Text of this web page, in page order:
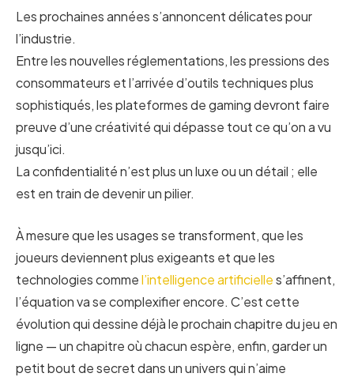
Les prochaines années s’annoncent délicates pour
l’industrie.
Entre les nouvelles réglementations, les pressions des
consommateurs et l’arrivée d’outils techniques plus
sophistiqués, les plateformes de gaming devront faire
preuve d’une créativité qui dépasse tout ce qu’on a vu
jusqu’ici.
La confidentialité n’est plus un luxe ou un détail ; elle
est en train de devenir un pilier.
À mesure que les usages se transforment, que les
joueurs deviennent plus exigeants et que les
technologies commel’intelligence artificielles’affinent,
l’équation va se complexifier encore. C’est cette
évolution qui dessine déjà le prochain chapitre du jeu en
ligne — un chapitre où chacun espère, enfin, garder un
petit bout de secret dans un univers qui n’aime